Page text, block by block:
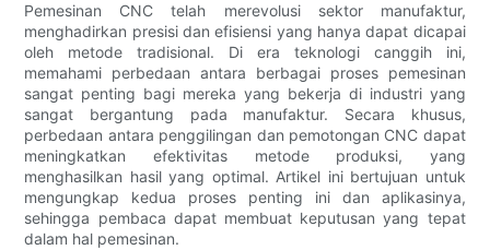
Pemesinan CNC telah merevolusi sektor manufaktur,
menghadirkan presisi dan efisiensi yang hanya dapat dicapai
oleh metode tradisional. Di era teknologi canggih ini,
memahami perbedaan antara berbagai proses pemesinan
sangat penting bagi mereka yang bekerja di industri yang
sangat bergantung pada manufaktur. Secara khusus,
perbedaan antara penggilingan dan pemotongan CNC dapat
meningkatkan efektivitas metode produksi, yang
menghasilkan hasil yang optimal. Artikel ini bertujuan untuk
mengungkap kedua proses penting ini dan aplikasinya,
sehingga pembaca dapat membuat keputusan yang tepat
dalam hal pemesinan.